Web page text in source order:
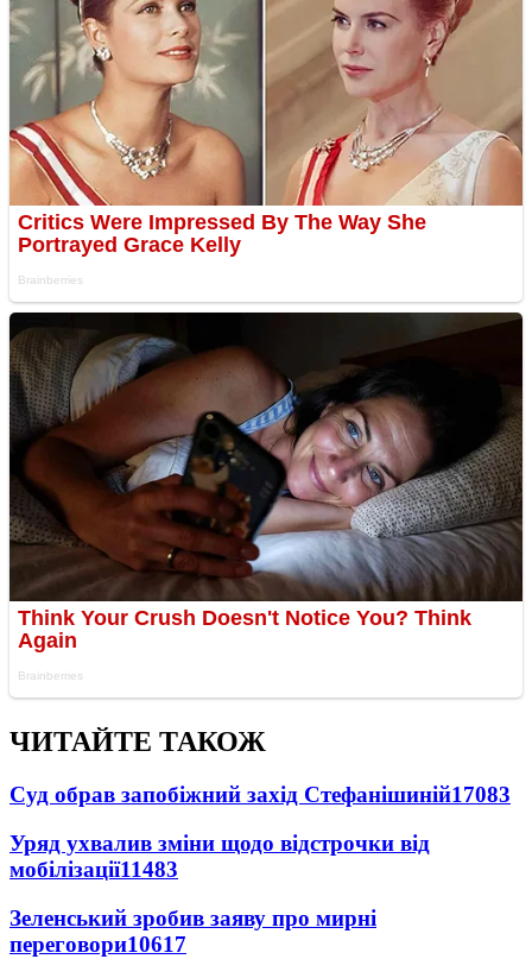
ЧИТАЙТЕ ТАКОЖ
Суд обрав запобіжний захід Стефанішиній17083
Уряд ухвалив зміни щодо відстрочки від
мобілізації11483
Зеленський зробив заяву про мирні
переговори10617